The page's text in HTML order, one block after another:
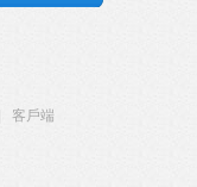
客戶端